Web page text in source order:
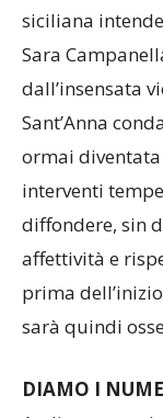
siciliana
Sara
Sant’Anna
ormai
interventi
affettività e
prima
sarà quindi